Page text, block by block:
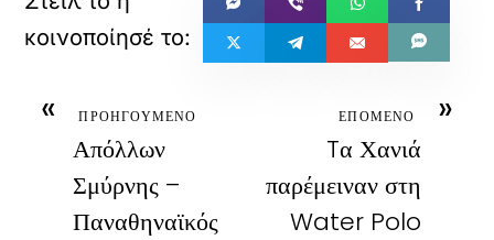
« ΠΡΟΗΓΟΥΜΕΝΟ
Απόλλων
Σμύρνης –
Παναθηναϊκός
»
ΕΠΟΜΕΝΟ
Tα Χανιά
παρέμειναν στη
Water Polo